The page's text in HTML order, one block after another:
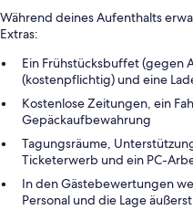
Während deines Aufenthalts
Extras:
Ein Frühstücksbuffet (gegen
(kostenpflichtig) und eine
Kostenlose Zeitungen, ein
Gepäckaufbewahrung
Tagungsräume,
Ticketerwerb und ein PC-
In den Gästebewertungen
Personal und die Lage